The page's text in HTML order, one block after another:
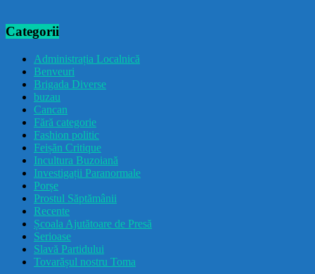
Categorii
Administrația Localnică
Benveuri
Brigada Diverse
buzau
Cancan
Fără categorie
Fashion politic
Feișăn Critique
Incultura Buzoiană
Investigații Paranormale
Porșe
Prostul Săptămânii
Recente
Școala Ajutătoare de Presă
Serioase
Slavă Partidului
Tovarășul nostru Toma